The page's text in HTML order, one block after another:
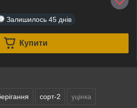
Залишилось 45 днів
Купити
сорт-2 уцінка